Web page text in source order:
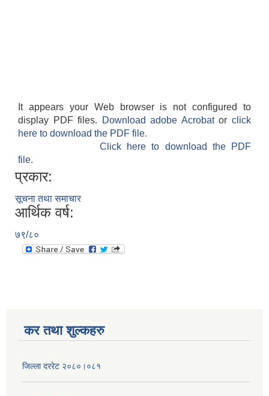
It appears your Web browser is not configured to
display PDF files.
Download adobe Acrobatorclick
here to download the PDF file.
Click here to download the PDF
file.
प्रकार:
सूचना तथा समाचार
आर्थिक वर्ष:
७९/८०
कर तथा शुल्कहरु
जिल्ला दररेट २०८०।०८१